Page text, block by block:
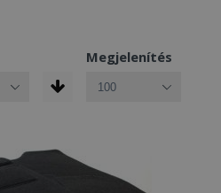
Megjelenítés